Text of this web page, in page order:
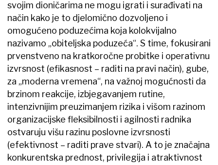
svojim dioničarima ne mogu igrati i surađivati na
način kako je to djelomično dozvoljeno i
omogućeno poduzećima koja kolokvijalno
nazivamo „obiteljska poduzeća“. S time, fokusirani
prvenstveno na kratkoročne probitke i operativnu
izvrsnost (efikasnost – raditi na pravi način), gube,
za „moderna vremena“, na važnoj mogućnosti da
brzinom reakcije, izbjegavanjem rutine,
intenzivnijim preuzimanjem rizika i višom razinom
organizacijske fleksibilnosti i agilnosti radnika
ostvaruju višu razinu poslovne izvrsnosti
(efektivnost – raditi prave stvari). A to je značajna
konkurentska prednost, privilegija i atraktivnost